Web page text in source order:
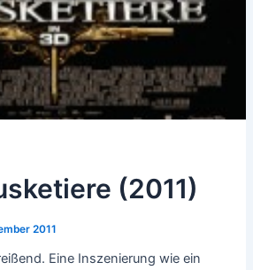
(2011)
2011
Eine Inszenierung wie ein